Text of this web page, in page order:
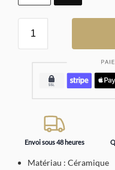
Envoi sous 48 heures
Matériau : Céramique